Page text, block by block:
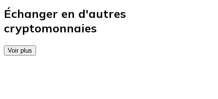
Achetez des cartes-cadeaux de vos marques
Aller à la boutique de cartes-cadeaux
Échanger en d'autres
cryptomonnaies
Voir plus